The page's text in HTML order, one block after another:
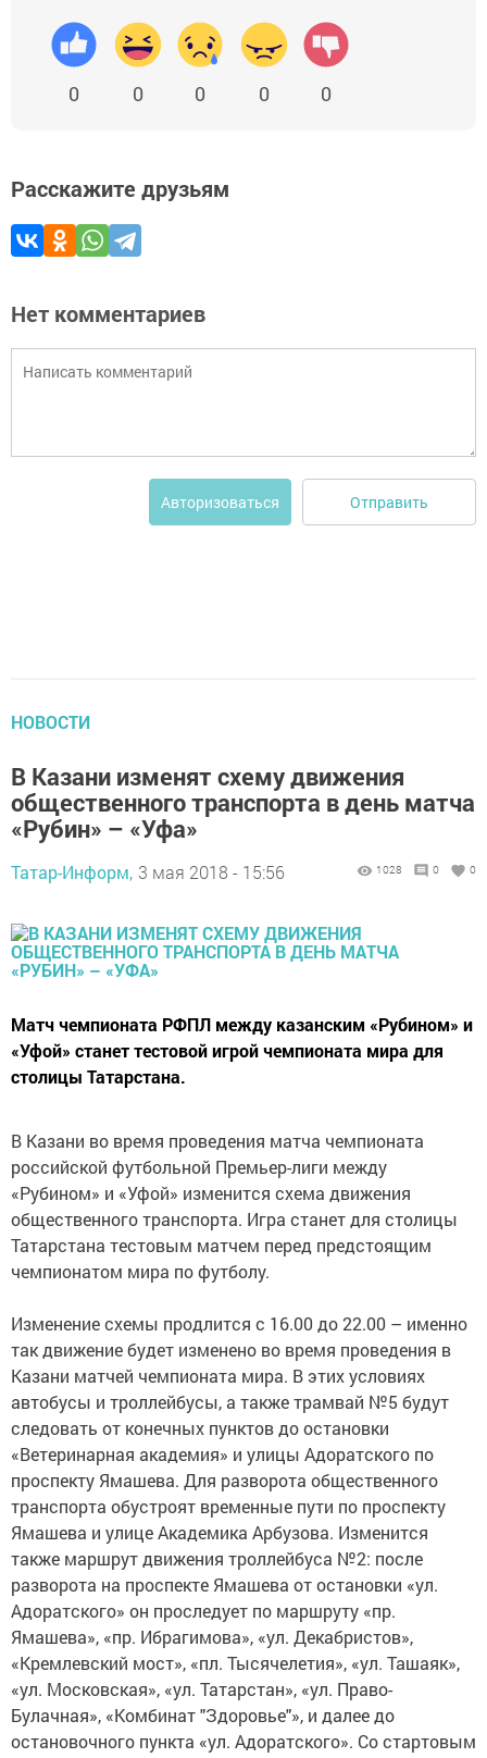
0 0 0 0 0
Расскажите друзьям
Нет комментариев
Авторизоваться Отправить
НОВОСТИ
В Казани изменят схему движения
общественного транспорта в день матча
«Рубин» – «Уфа»
Татар-Информ, 3 мая 2018 - 15:56 1028 0 0
Матч чемпионата РФПЛ между казанским «Рубином» и
«Уфой» станет тестовой игрой чемпионата мира для
столицы Татарстана.
В Казани во время проведения матча чемпионата
российской футбольной Премьер-лиги между
«Рубином» и «Уфой» изменится схема движения
общественного транспорта. Игра станет для столицы
Татарстана тестовым матчем перед предстоящим
чемпионатом мира по футболу.
Изменение схемы продлится с 16.00 до 22.00 – именно
так движение будет изменено во время проведения в
Казани матчей чемпионата мира. В этих условиях
автобусы и троллейбусы, а также трамвай №5 будут
следовать от конечных пунктов до остановки
«Ветеринарная академия» и улицы Адоратского по
проспекту Ямашева. Для разворота общественного
транспорта обустроят временные пути по проспекту
Ямашева и улице Академика Арбузова. Изменится
также маршрут движения троллейбуса №2: после
разворота на проспекте Ямашева от остановки «ул.
Адоратского» он проследует по маршруту «пр.
Ямашева», «пр. Ибрагимова», «ул. Декабристов»,
«Кремлевский мост», «пл. Тысячелетия», «ул. Ташаяк»,
«ул. Московская», «ул. Татарстан», «ул. Право-
Булачная», «Комбинат "Здоровье"», и далее до
остановочного пункта «ул. Адоратского». Со стартовым